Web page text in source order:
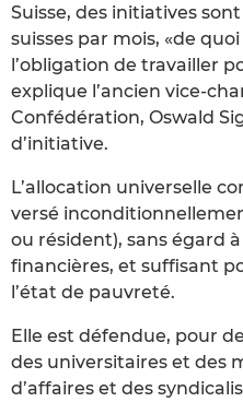
Suisse, des initiatives
suisses par mois, «de
l’obligation de travailler
explique l’ancien vice-
Confédération, Oswald
d’initiative.
L’allocation universelle
versé
ou résident), sans égard
financières, et suffisant
l’état de pauvreté.
Elle est défendue, pour
des universitaires et des
d’affaires et des